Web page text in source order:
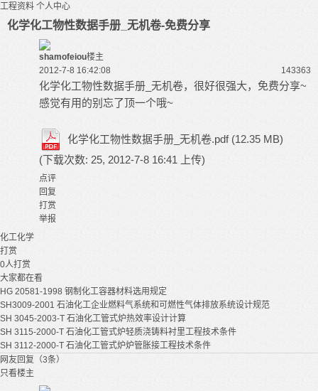
工程资料 个人中心
化学化工物性数据手册_无机卷-免费分享
shamofeiou楼主
2012-7-8 16:42:08
143363
化学化工物性数据手册_无机卷，很好很强大，免费分享~
感觉有用的别忘了顶一个哦~
化学化工物性数据手册_无机卷.pdf (12.35 MB)
(下载次数: 25, 2012-7-8 16:41 上传)
点评
回复
打赏
举报
化工化学
打赏
0人打赏
大家都在看
HG 20581-1998 钢制化工容器材料选用规定
SH3009-2001 石油化工企业燃料气系统和可燃性气体排放系统设计规范
SH 3045-2003-T 石油化工管式炉热效率设计计算
SH 3115-2000-T 石油化工管式炉轻质浇铸料衬里工程技术条件
SH 3112-2000-T 石油化工管式炉炉管胀接工程技术条件
网友回复（3条）
只看楼主